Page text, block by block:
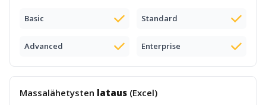
Basic Standard
Advanced Enterprise
Massalähetysten lataus (Excel)